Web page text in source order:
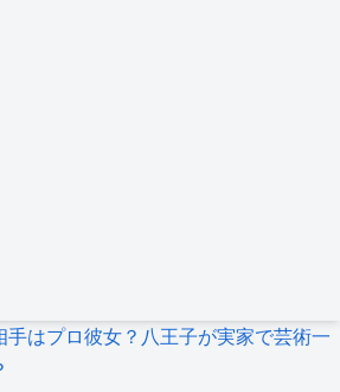
手はプロ彼女？八王子が実家で芸術一